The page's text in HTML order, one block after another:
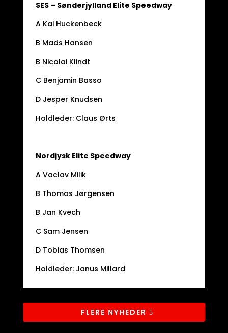
SES – Sønderjylland Elite Speedway
A Kai Huckenbeck
B Mads Hansen
B Nicolai Klindt
C Benjamin Basso
D Jesper Knudsen
Holdleder: Claus Ørts
Nordjysk Elite Speedway
A Vaclav Milik
B Thomas Jørgensen
B Jan Kvech
C Sam Jensen
D Tobias Thomsen
Holdleder: Janus Millard
FLERE NYHEDER